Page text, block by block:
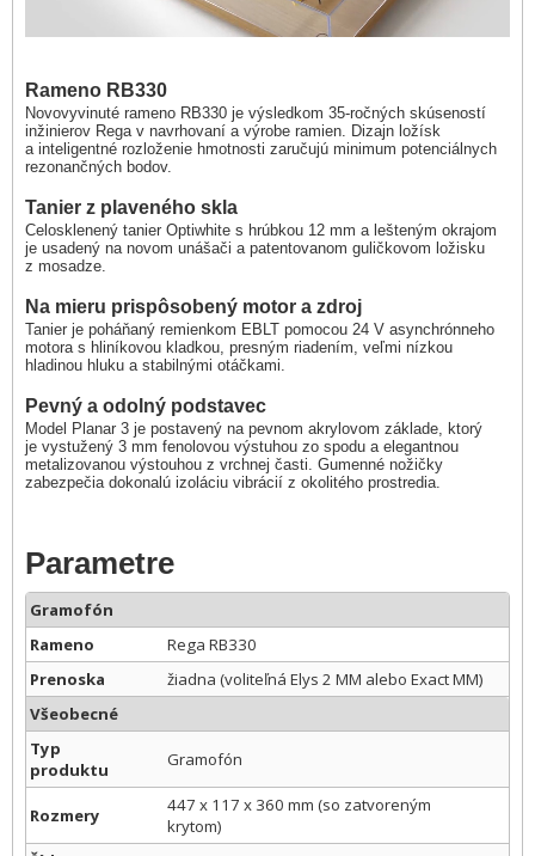
Rameno RB330
Novovyvinuté rameno RB330 je výsledkom 35-ročných skúseností
inžinierov Rega v navrhovaní a výrobe ramien. Dizajn ložísk
a inteligentné rozloženie hmotnosti zaručujú minimum potenciálnych
rezonančných bodov.
Tanier z plaveného skla
Celosklenený tanier Optiwhite s hrúbkou 12 mm a lešteným okrajom
je usadený na novom unášači a patentovanom guličkovom ložisku
z mosadze.
Na mieru prispôsobený motor a zdroj
Tanier je poháňaný remienkom EBLT pomocou 24 V asynchrónneho
motora s hliníkovou kladkou, presným riadením, veľmi nízkou
hladinou hluku a stabilnými otáčkami.
Pevný a odolný podstavec
Model Planar 3 je postavený na pevnom akrylovom základe, ktorý
je vystužený 3 mm fenolovou výstuhou zo spodu a elegantnou
metalizovanou výstouhou z vrchnej časti. Gumenné nožičky
zabezpečia dokonalú izoláciu vibrácií z okolitého prostredia.
Parametre
Gramofón
Rameno
Rega RB330
Prenoska
žiadna (voliteľná Elys 2 MM alebo Exact MM)
Všeobecné
Typ
produktu
Gramofón
Rozmery
447 x 117 x 360 mm (so zatvoreným
krytom)